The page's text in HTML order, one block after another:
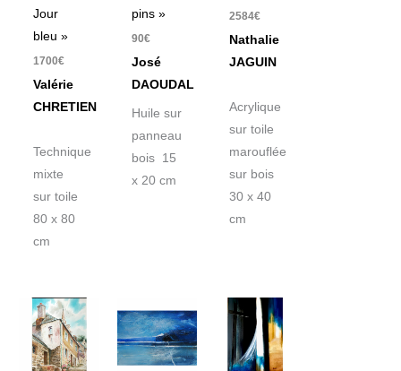
Jour
bleu »
1700€
Valérie
CHRETIEN
Technique
mixte
sur toile
80 x 80
cm
pins »
90€
José
DAOUDAL
Huile sur
panneau
bois 15
x 20 cm
2584€
Nathalie
JAGUIN
Acrylique
sur toile
marouflée
sur bois
30 x 40
cm